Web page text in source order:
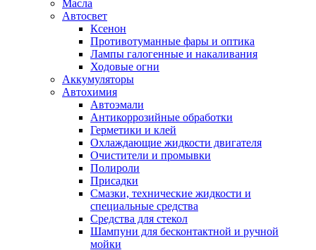
Масла
Автосвет
Ксенон
Противотуманные фары и оптика
Лампы галогенные и накаливания
Ходовые огни
Аккумуляторы
Автохимия
Автоэмали
Антикоррозийные обработки
Герметики и клей
Охлаждающие жидкости двигателя
Очистители и промывки
Полироли
Присадки
Смазки, технические жидкости и
специальные средства
Средства для стекол
Шампуни для бесконтактной и ручной
мойки